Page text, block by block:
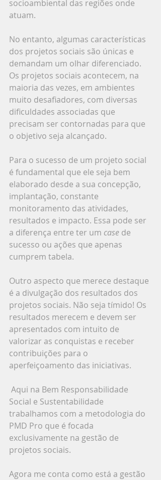
socioambiental das regiões onde
atuam.
No entanto, algumas características
dos projetos sociais são únicas e
demandam um olhar diferenciado.
Os projetos sociais acontecem, na
maioria das vezes, em ambientes
muito desafiadores, com diversas
dificuldades associadas que
precisam ser contornadas para que
o objetivo seja alcançado.
Para o sucesso de um projeto social
é fundamental que ele seja bem
elaborado desde a sua concepção,
implantação, constante
monitoramento das atividades,
resultados e impacto. Essa pode ser
a diferença entre ter um case de
sucesso ou ações que apenas
cumprem tabela.
Outro aspecto que merece destaque
é a divulgação dos resultados dos
projetos sociais. Não seja tímido! Os
resultados merecem e devem ser
apresentados com intuito de
valorizar as conquistas e receber
contribuições para o
aperfeiçoamento das iniciativas.
Social e Sustentabilidade
trabalhamos com a metodologia do
PMD Pro que é focada
exclusivamente na gestão de
projetos sociais.
Agora me conta como está a gestão